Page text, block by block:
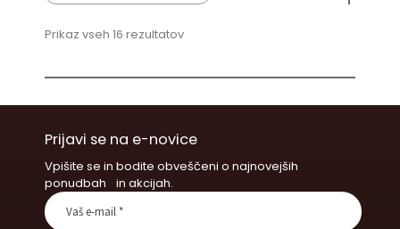
Prikaz vseh 16 rezultatov
Prijavi se na e-novice
Vpišite se in bodite obveščeni o najnovejših
ponudbah in akcijah.